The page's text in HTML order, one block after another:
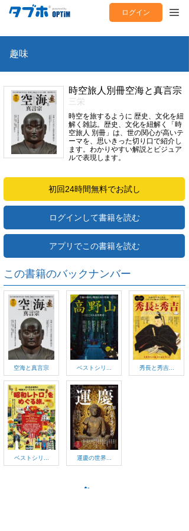
ログイン
趣味
時空旅人別冊空海と真言宗
三栄
時空を旅するように 歴史、文化を紐
解く雑誌。歴史、文化を紐解く「時
空旅人 別冊」は、世の関心が高いテ
ーマを、思いきった切り口で紹介し
ます。わかりやすい解説とビジュア
ルで表現します。
初回24時間無料でお試し
ログインして書籍を読む
アプリでこの書籍を読む
この書籍のバックナンバー
空海と真言宗 ベストシリ... 秀長と秀吉...
ベストシリ... 運慶の世界...